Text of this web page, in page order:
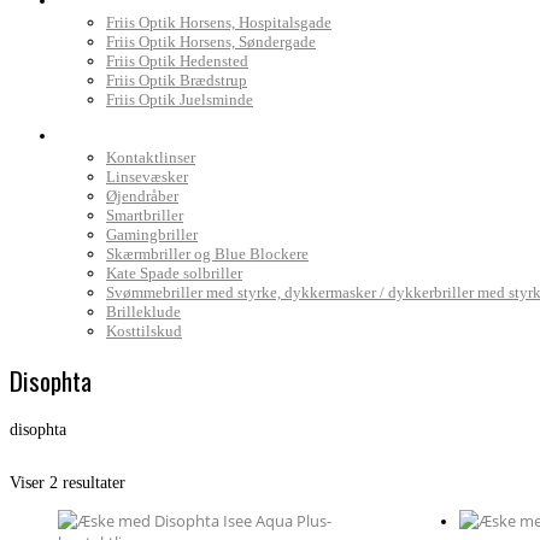
Friis Optik Horsens, Hospitalsgade
Friis Optik Horsens, Søndergade
Friis Optik Hedensted
Friis Optik Brædstrup
Friis Optik Juelsminde
Kontaktlinser
Linsevæsker
Øjendråber
Smartbriller
Gamingbriller
Skærmbriller og Blue Blockere
Kate Spade solbriller
Svømmebriller med styrke, dykkermasker / dykkerbriller med
Brilleklude
Kosttilskud
Disophta
disophta
Viser 2 resultaterSorteret
pris: